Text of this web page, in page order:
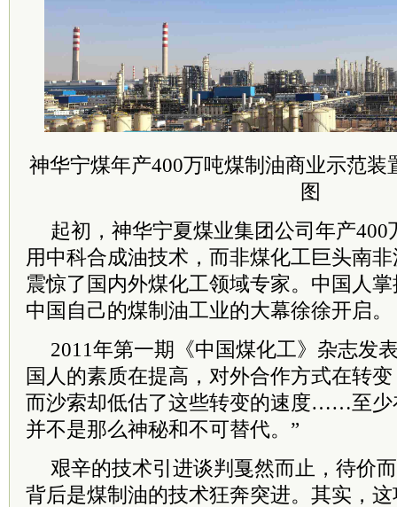
神华宁煤年产400万吨煤制油商业示范装
图
起初，神华宁夏煤业集团公司年产
用中科合成油技术，而非煤化工巨头南
震惊了国内外煤化工领域专家。中国人
中国自己的煤制油工业的大幕徐徐开启。
2011年第一期《中国煤化工》杂志发
国人的素质在提高，对外合作方式在转
而沙索却低估了这些转变的速度……至少
并不是那么神秘和不可替代。”
艰辛的技术引进谈判戛然而止，待价
背后是煤制油的技术狂奔突进。其实，